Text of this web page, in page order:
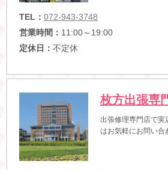
TEL： 072-943-3748
営業時間： 11:00～19:00
定休日： 不定休
枚方出張専
出張修理専門店で実
はお気軽にお問い合